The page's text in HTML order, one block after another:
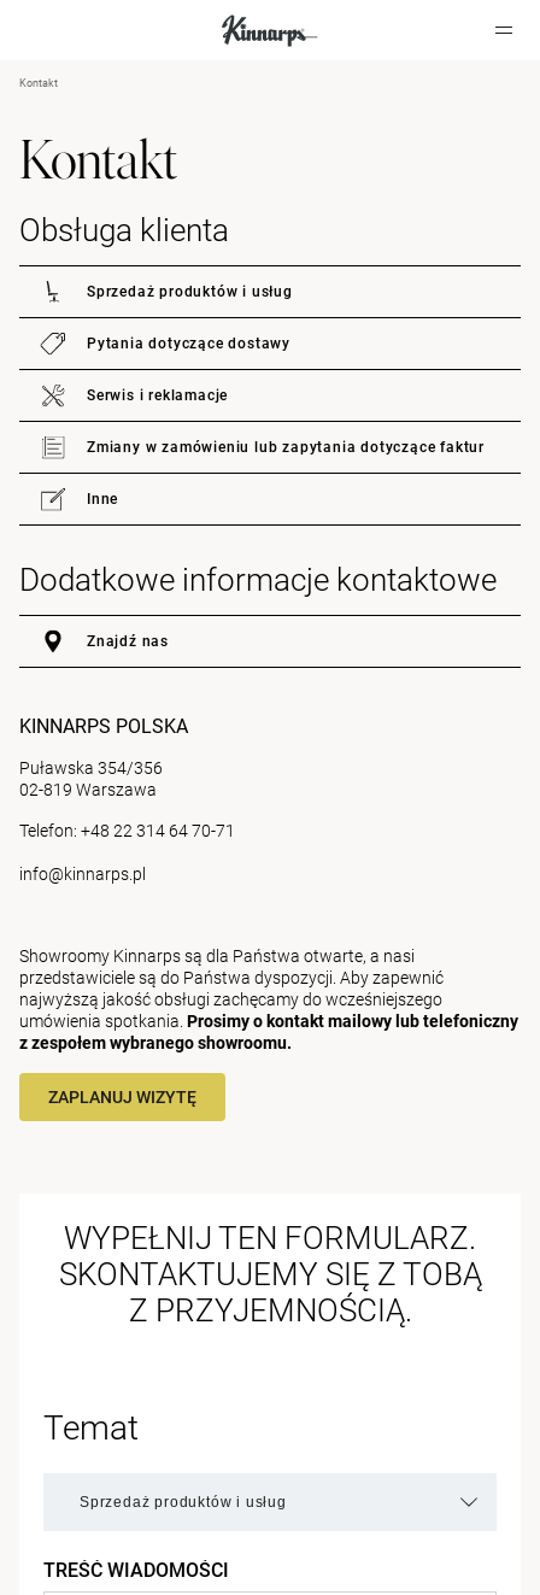
Kontakt
Kontakt
Obsługa klienta
Sprzedaż produktów i usług
Pytania dotyczące dostawy
Serwis i reklamacje
Zmiany w zamówieniu lub zapytania dotyczące faktur
Inne
Dodatkowe informacje kontaktowe
Znajdź nas
KINNARPS POLSKA
Puławska 354/356
02-819 Warszawa
Telefon: +48 22 314 64 70-71
info@kinnarps.pl
Showroomy Kinnarps są dla Państwa otwarte, a nasi
przedstawiciele są do Państwa dyspozycji. Aby zapewnić
najwyższą jakość obsługi zachęcamy do wcześniejszego
umówienia spotkania. Prosimy o kontakt mailowy lub telefoniczny
z zespołem wybranego showroomu.
ZAPLANUJ WIZYTĘ
WYPEŁNIJ TEN FORMULARZ.
SKONTAKTUJEMY SIĘ Z TOBĄ
Z PRZYJEMNOŚCIĄ.
Temat
TREŚĆ WIADOMOŚCI